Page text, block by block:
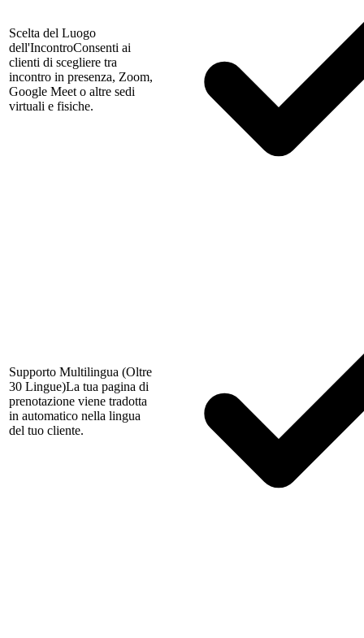
Scelta del Luogo
dell'IncontroConsenti ai
clienti di scegliere tra
incontro in presenza, Zoom,
Google Meet o altre sedi
virtuali e fisiche.
Supporto Multilingua (Oltre
30 Lingue)La tua pagina di
prenotazione viene tradotta
in automatico nella lingua
del tuo cliente.